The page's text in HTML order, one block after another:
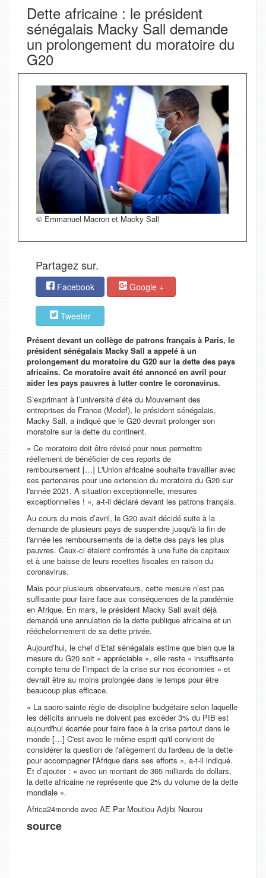
Dette africaine : le président
sénégalais Macky Sall demande
un prolongement du moratoire du
G20
© Emmanuel Macron et Macky Sall
Partagez sur.
Facebook Google +
Tweeter
Présent devant un collège de patrons français à Paris, le
président sénégalais Macky Sall a appelé à un
prolongement du moratoire du G20 sur la dette des pays
africains. Ce moratoire avait été annoncé en avril pour
aider les pays pauvres à lutter contre le coronavirus.
S’exprimant à l’université d’été du Mouvement des
entreprises de France (Medef), le président sénégalais,
Macky Sall, a indiqué que le G20 devrait prolonger son
moratoire sur la dette du continent.
« Ce moratoire doit être révisé pour nous permettre
réellement de bénéficier de ces reports de
remboursement […] L'Union africaine souhaite travailler avec
ses partenaires pour une extension du moratoire du G20 sur
l'année 2021. A situation exceptionnelle, mesures
exceptionnelles ! », a-t-il déclaré devant les patrons français.
Au cours du mois d’avril, le G20 avait décidé suite à la
demande de plusieurs pays de suspendre jusqu'à la fin de
l'année les remboursements de la dette des pays les plus
pauvres. Ceux-ci étaient confrontés à une fuite de capitaux
et à une baisse de leurs recettes fiscales en raison du
coronavirus.
Mais pour plusieurs observateurs, cette mesure n’est pas
suffisante pour faire face aux conséquences de la pandémie
en Afrique. En mars, le président Macky Sall avait déjà
demandé une annulation de la dette publique africaine et un
rééchelonnement de sa dette privée.
Aujourd’hui, le chef d’Etat sénégalais estime que bien que la
mesure du G20 soit « appréciable », elle reste « insuffisante
compte tenu de l’impact de la crise sur nos économies » et
devrait être au moins prolongée dans le temps pour être
beaucoup plus efficace.
« La sacro-sainte règle de discipline budgétaire selon laquelle
les déficits annuels ne doivent pas excéder 3% du PIB est
aujourd'hui écartée pour faire face à la crise partout dans le
monde […] C'est avec le même esprit qu'il convient de
considérer la question de l'allègement du fardeau de la dette
pour accompagner l'Afrique dans ses efforts », a-t-il indiqué.
Et d’ajouter : « avec un montant de 365 milliards de dollars,
la dette africaine ne représente que 2% du volume de la dette
mondiale ».
Africa24monde avec AE Par Moutiou Adjibi Nourou
source